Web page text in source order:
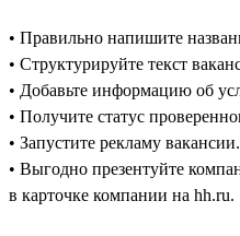
• Правильно напишите
• Структурируйте текст
• Добавьте информацию об
• Получите статус
• Запустите рекламу вакансии.
• Выгодно презентуйте
в карточке компании на hh.ru.